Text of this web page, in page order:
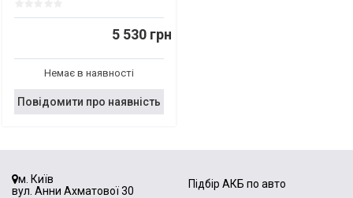
5 530 грн
Немає в наявності
Повідомити про наявність
м. Київ
вул. Анни Ахматової 30
Підбір АКБ по авто